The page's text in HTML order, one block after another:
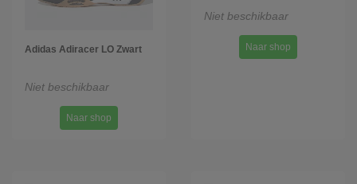
Adidas Adiracer LO Zwart
Niet beschikbaar
Naar shop
Niet beschikbaar
Naar shop